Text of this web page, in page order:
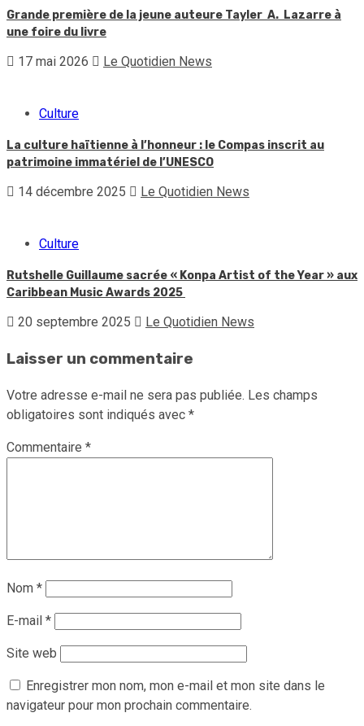
Grande première de la jeune auteure Tayler A. Lazarre à
une foire du livre
17 mai 2026 Le Quotidien News
Culture
La culture haïtienne à l’honneur : le Compas inscrit au
patrimoine immatériel de l’UNESCO
14 décembre 2025 Le Quotidien News
Culture
Rutshelle Guillaume sacrée « Konpa Artist of the Year » aux
Caribbean Music Awards 2025
20 septembre 2025 Le Quotidien News
Laisser un commentaire
Votre adresse e-mail ne sera pas publiée. Les champs
obligatoires sont indiqués avec *
Commentaire *
Nom *
E-mail *
Site web
Enregistrer mon nom, mon e-mail et mon site dans le
navigateur pour mon prochain commentaire.